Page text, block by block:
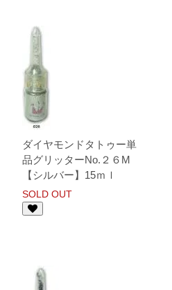
ダイヤモンドタトゥー単
品グリッターNo.２６M
【シルバー】15ｍｌ
SOLD OUT